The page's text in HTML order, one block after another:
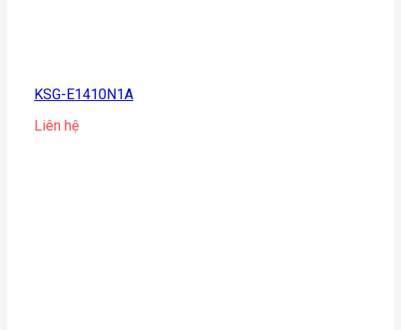
KSG-E1410N1A
Liên hệ